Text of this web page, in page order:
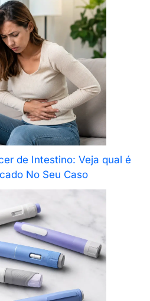
de Intestino: Veja qual é
No Seu Caso